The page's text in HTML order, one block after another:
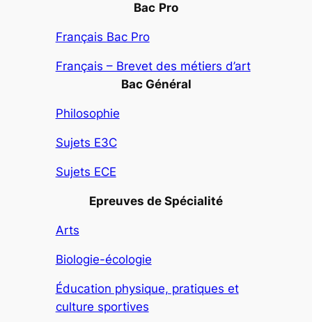
Bac Pro
Français Bac Pro
Français – Brevet des métiers d’art
Bac Général
Philosophie
Sujets E3C
Sujets ECE
Epreuves de Spécialité
Arts
Biologie-écologie
Éducation physique, pratiques et
culture sportives